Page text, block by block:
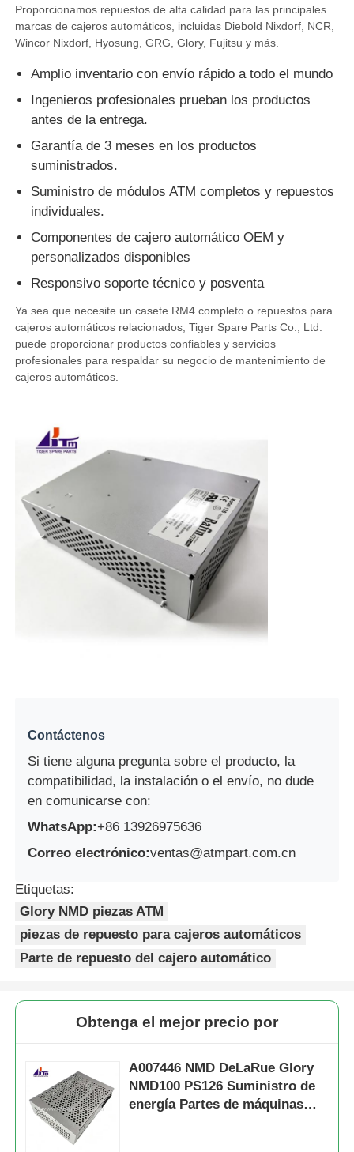
Sortador de billetes
Impresora de la tarjeta
máquina de pos
Repuestos para cajeros automáticos
cajero automático
Reciclador de monedas
Proporcionamos repuestos de alta calidad para las principales
marcas de cajeros automáticos, incluidas Diebold Nixdorf, NCR,
Wincor Nixdorf, Hyosung, GRG, Glory, Fujitsu y más.
Amplio inventario con envío rápido a todo el mundo
Ingenieros profesionales prueban los productos
antes de la entrega.
Garantía de 3 meses en los productos
suministrados.
Suministro de módulos ATM completos y repuestos
individuales.
Componentes de cajero automático OEM y
personalizados disponibles
Responsivo soporte técnico y posventa
Ya sea que necesite un casete RM4 completo o repuestos para
cajeros automáticos relacionados, Tiger Spare Parts Co., Ltd.
puede proporcionar productos confiables y servicios
profesionales para respaldar su negocio de mantenimiento de
cajeros automáticos.
Contáctenos
Si tiene alguna pregunta sobre el producto, la
compatibilidad, la instalación o el envío, no dude
en comunicarse con:
WhatsApp:+86 13926975636
Correo electrónico:ventas@atmpart.com.cn
Etiquetas:
Glory NMD piezas ATM
piezas de repuesto para cajeros automáticos
Parte de repuesto del cajero automático
Obtenga el mejor precio por
A007446 NMD DeLaRue Glory
NMD100 PS126 Suministro de
energía Partes de máquinas